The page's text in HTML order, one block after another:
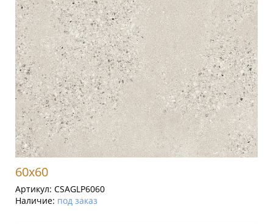
60x60
Артикул: CSAGLP6060
Наличие: под заказ